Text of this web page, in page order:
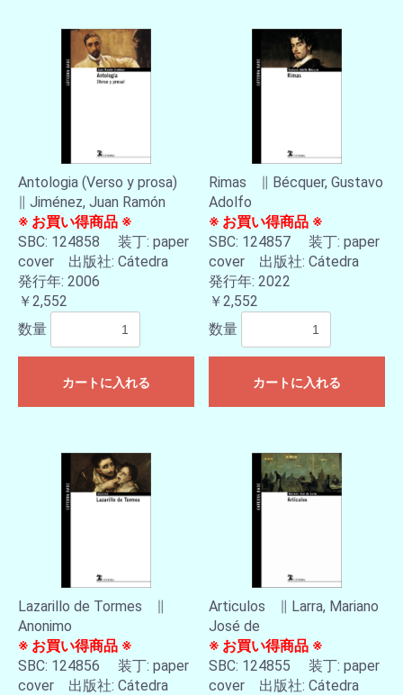
Antologia (Verso y prosa)
∥ Jiménez, Juan Ramón
※ お買い得商品 ※
SBC: 124858 装丁: paper
cover 出版社: Cátedra
発行年: 2006
￥2,552
数量
カートに入れる
Rimas ∥ Bécquer, Gustavo
Adolfo
※ お買い得商品 ※
SBC: 124857 装丁: paper
cover 出版社: Cátedra
発行年: 2022
￥2,552
数量
カートに入れる
Lazarillo de Tormes ∥
Anonimo
※ お買い得商品 ※
SBC: 124856 装丁: paper
cover 出版社: Cátedra
Articulos ∥ Larra, Mariano
José de
※ お買い得商品 ※
SBC: 124855 装丁: paper
cover 出版社: Cátedra